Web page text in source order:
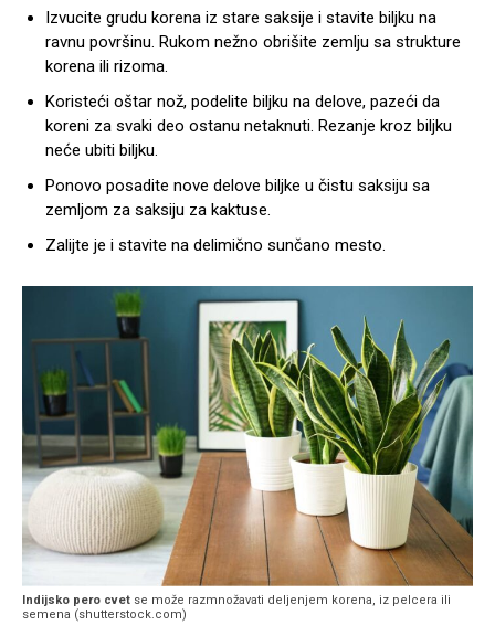
Izvucite grudu korena iz stare saksije i stavite biljku na
ravnu površinu. Rukom nežno obrišite zemlju sa strukture
korena ili rizoma.
Koristeći oštar nož, podelite biljku na delove, pazeći da
koreni za svaki deo ostanu netaknuti. Rezanje kroz biljku
neće ubiti biljku.
Ponovo posadite nove delove biljke u čistu saksiju sa
zemljom za saksiju za kaktuse.
Zalijte je i stavite na delimično sunčano mesto.
Indijsko pero cvet se može razmnožavati deljenjem korena, iz pelcera ili
semena (shutterstock.com)